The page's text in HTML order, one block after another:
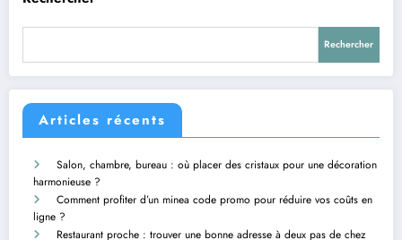
Rechercher
Articles récents
Salon, chambre, bureau : où placer des cristaux pour une décoration
harmonieuse ?
Comment profiter d’un minea code promo pour réduire vos coûts en
ligne ?
Restaurant proche : trouver une bonne adresse à deux pas de chez